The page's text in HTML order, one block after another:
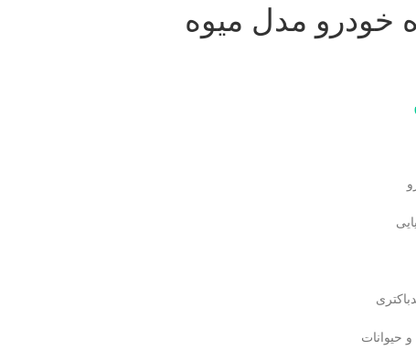
خودرو مدل میوه
حیوانات